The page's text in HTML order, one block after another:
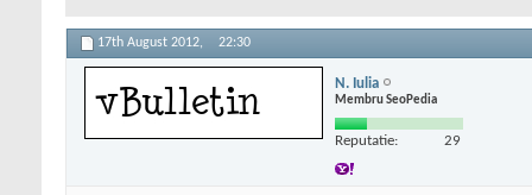
17th August 2012, 22:30
N. Iulia
Membru SeoPedia
Reputatie: 29